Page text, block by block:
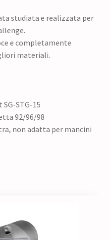
studiata e realizzata per
e completamente
materiali.
STG-15
92/96/98
non adatta per mancini